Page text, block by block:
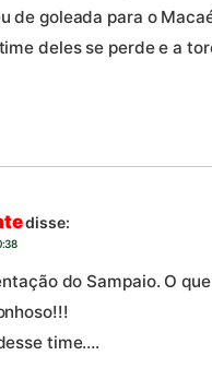
de goleada para o
deles se perde e a
disse:
do Sampaio. O
time….